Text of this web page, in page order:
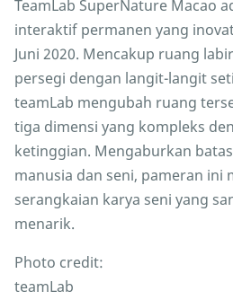
TeamLab SuperNature Macao
interaktif permanen yang
Juni 2020. Mencakup ruang
persegi dengan langit-langit
teamLab mengubah ruang
tiga dimensi yang kompleks
ketinggian. Mengaburkan
manusia dan seni, pameran ini
serangkaian karya seni yang
menarik.
Photo credit:
teamLab